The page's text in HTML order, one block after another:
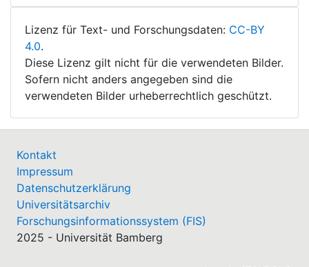
Lizenz für Text- und Forschungsdaten: CC-BY
4.0.
Diese Lizenz gilt nicht für die verwendeten Bilder.
Sofern nicht anders angegeben sind die
verwendeten Bilder urheberrechtlich geschützt.
Kontakt
Impressum
Datenschutzerklärung
Universitätsarchiv
Forschungsinformationssystem (FIS)
2025 - Universität Bamberg